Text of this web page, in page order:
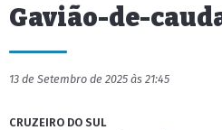
Gavião-de-
13 de Setembro de 2025 às 21:45
CRUZEIRO DO SUL